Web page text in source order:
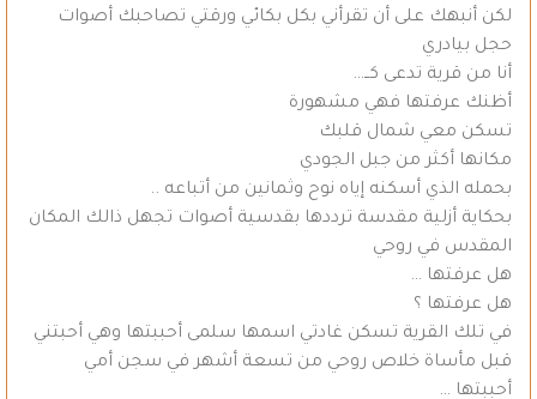
لكن أنبهك على أن تقرأني بكل بكائي ورقتي تصاحبك أصوات
حجل بيادري
أنا من قرية تدعى كــ…
أظنك عرفتها فهي مشهورة
تسكن معي شمال قلبك
مكانها أكثر من جبل الجودي
بحمله الذي أسكنه إياه نوح وثمانين من أتباعه ..
بحكاية أزلية مقدسة ترددها بقدسية أصوات تجهل ذالك المكان
المقدس في روحي
هل عرفتها …
هل عرفتها ؟
في تلك القرية تسكن غادتي اسمها سلمى أحببتها وهي أحبتني
قبل مأساة خلاص روحي من تسعة أشهر في سجن أمي
أحببتها …